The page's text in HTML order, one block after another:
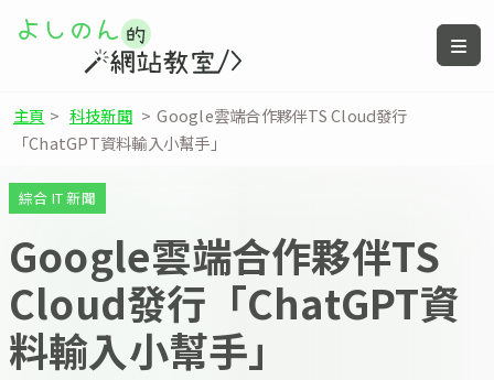
主頁 > 科技新聞 > Google雲端合作夥伴TS Cloud發行
「ChatGPT資料輸入小幫手」
綜合 IT 新聞
Google雲端合作夥伴TS
Cloud發行「ChatGPT資
料輸入小幫手」